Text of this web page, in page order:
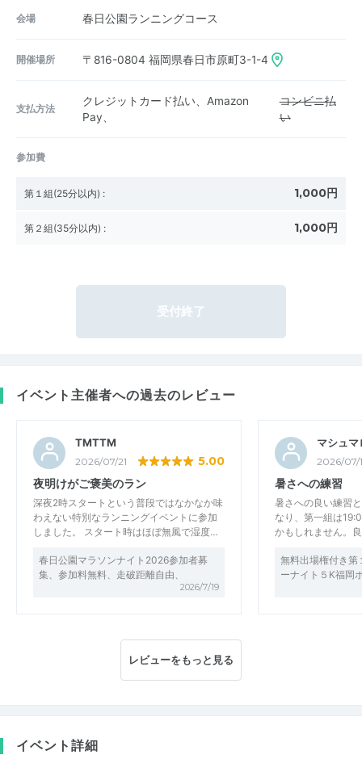
会場 春日公園ランニングコース
開催場所 〒816-0804 福岡県春日市原町3-1-4
支払方法
クレジットカード払い、Amazon
Pay、
コンビニ払
い
参加費
第１組(25分以内) : 1,000円
第２組(35分以内) : 1,000円
受付終了
イベント主催者への過去のレビュー
TMTTM
2026/07/21 5.00
夜明けがご褒美のラン
深夜2時スタートという普段ではなかなか味
わえない特別なランニングイベントに参加
しました。 スタート時はほぼ無風で湿度…
春日公園マラソンナイト2026参加者募
集、参加料無料、走破距離自由、
2026/7/19
マシュ
2026/07/
暑さへの練習
暑さへの良い練習
なり、第一組は
かもしれません。
無料出場権付き第
ーナイト５K福岡
レビューをもっと見る
イベント詳細